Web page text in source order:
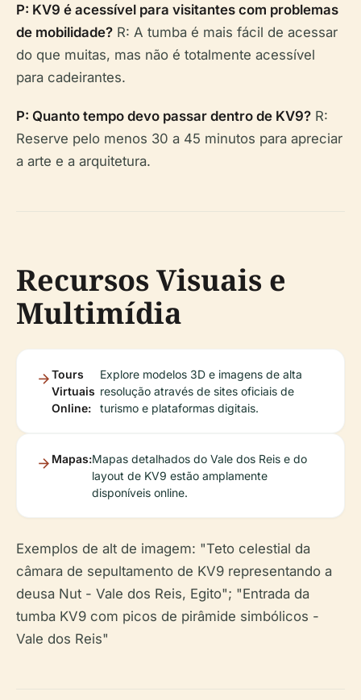
P: KV9 é acessível para visitantes com problemas
de mobilidade? R: A tumba é mais fácil de acessar
do que muitas, mas não é totalmente acessível
para cadeirantes.
P: Quanto tempo devo passar dentro de KV9? R:
Reserve pelo menos 30 a 45 minutos para apreciar
a arte e a arquitetura.
Recursos Visuais e
Multimídia
Tours
Virtuais
Online:
Explore modelos 3D e imagens de alta
resolução através de sites oficiais de
turismo e plataformas digitais.
Mapas:Mapas detalhados do Vale dos Reis e do
layout de KV9 estão amplamente
disponíveis online.
Exemplos de alt de imagem: "Teto celestial da
câmara de sepultamento de KV9 representando a
deusa Nut - Vale dos Reis, Egito"; "Entrada da
tumba KV9 com picos de pirâmide simbólicos -
Vale dos Reis"